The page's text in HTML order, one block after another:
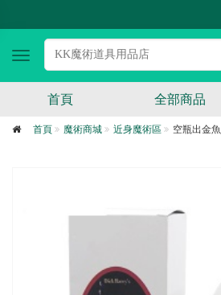
首頁 全部商品
首頁 魔術商城 近身魔術區 空瓶出金魚
Toggle
navigation